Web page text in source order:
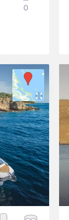
0